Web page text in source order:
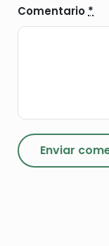
Comentario *